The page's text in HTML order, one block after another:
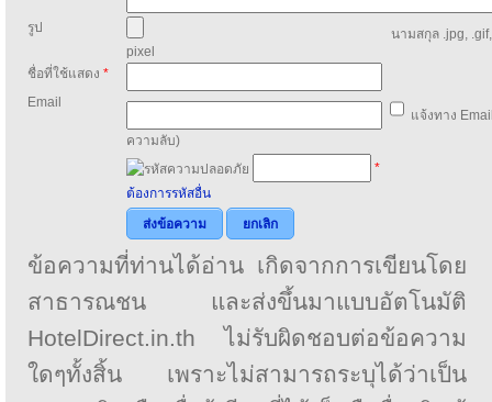
รูป
นามสกุล .jpg,
pixel
ชื่อที่ใช้แสดง *
Email
แจ้งทาง
ความลับ)
*
ต้องการรหัสอื่น
ส่งข้อความ
ยกเลิก
ข้อความที่ท่านได้อ่าน เกิดจากการเขียนโดย
สาธารณชน และส่งขึ้นมาแบบอัตโนมัติ
HotelDirect.in.th ไม่รับผิดชอบต่อข้อความ
ใดๆทั้งสิ้น เพราะไม่สามารถระบุได้ว่าเป็น